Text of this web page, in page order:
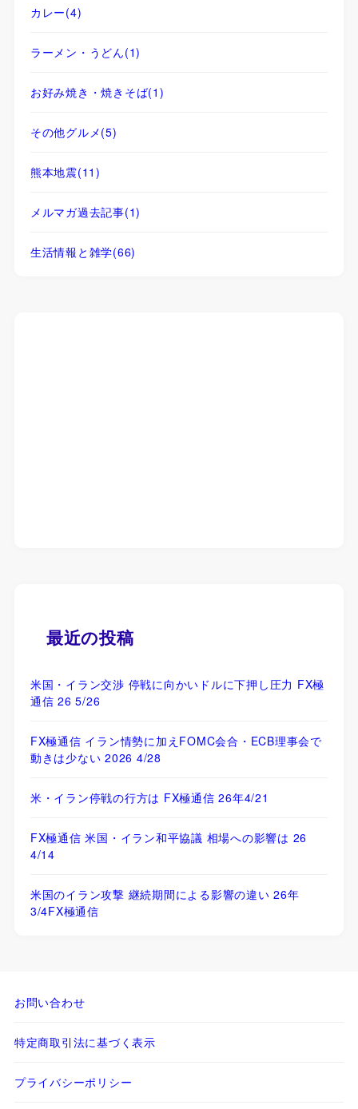
カレー(4)
ラーメン・うどん(1)
お好み焼き・焼きそば(1)
その他グルメ(5)
熊本地震(11)
メルマガ過去記事(1)
生活情報と雑学(66)
最近の投稿
米国・イラン交渉 停戦に向かいドルに下押し圧力 FX極
通信 26 5/26
FX極通信 イラン情勢に加えFOMC会合・ECB理事会で
動きは少ない 2026 4/28
米・イラン停戦の行方は FX極通信 26年4/21
FX極通信 米国・イラン和平協議 相場への影響は 26
4/14
米国のイラン攻撃 継続期間による影響の違い 26年
3/4FX極通信
お問い合わせ
特定商取引法に基づく表示
プライバシーポリシー